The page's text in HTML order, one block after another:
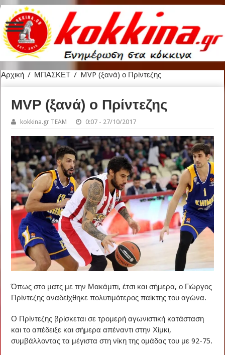
Αρχική / ΜΠΑΣΚΕΤ / MVP (ξανά) ο Πρίντεζης
MVP (ξανά) ο Πρίντεζης
kokkina.gr TEAM 0:07 - 27/10/2017
Όπως στο ματς με την Μακάμπι, έτσι και σήμερα, ο Γιώργος
Πρίντεζης αναδείχθηκε πολυτιμότερος παίκτης του αγώνα.
Ο Πρίντεζης βρίσκεται σε τρομερή αγωνιστική κατάσταση
και το απέδειξε και σήμερα απέναντι στην Χίμκι,
συμβάλλοντας τα μέγιστα στη νίκη της ομάδας του με 92-75.